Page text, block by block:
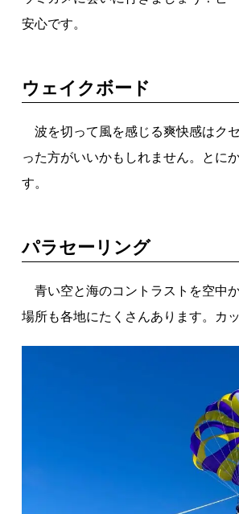
安心です。
ウェイクボード
波を切って風を感じる爽快感はク
った方がいいかもしれません。とに
す。
パラセーリング
青い空と海のコントラストを空中
場所も各地にたくさんあります。カ